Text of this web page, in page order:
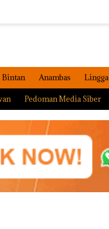
Bintan Anambas Lingga
Pedoman Media Siber